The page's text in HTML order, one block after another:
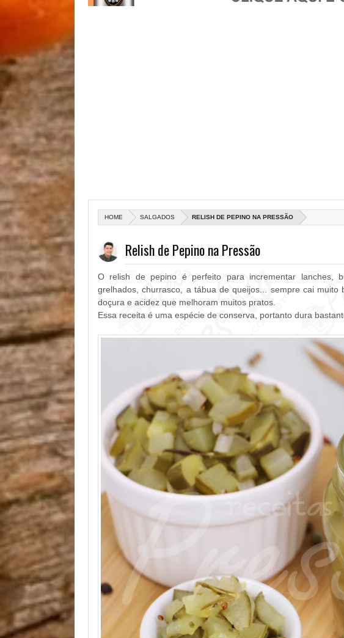
HOME SALGADOS RELISH DE PEPINO NA PRESSÃO
Relish de Pepino na Pressão
O relish de pepino é perfeito para incrementar lanches,
grelhados, churrasco, a tábua de queijos... sempre cai
doçura e acidez que melhoram muitos pratos.
Essa receita é uma espécie de conserva, portanto dura